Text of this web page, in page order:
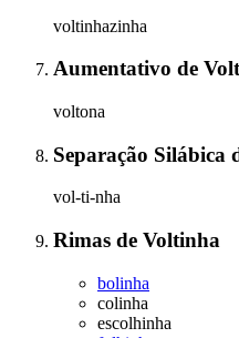
voltinhazinha
Aumentativo de
voltona
Separação Silábica
vol-ti-nha
Rimas de Voltinha
bolinha
colinha
escolhinha